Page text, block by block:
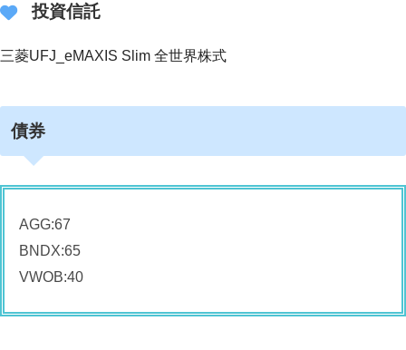
投資信託
三菱UFJ_eMAXIS Slim 全世界株式
債券
AGG:67
BNDX:65
VWOB:40